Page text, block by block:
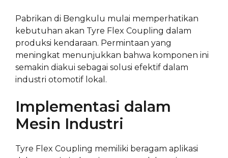
Pabrikan di Bengkulu mulai memperhatikan
kebutuhan akan Tyre Flex Coupling dalam
produksi kendaraan. Permintaan yang
meningkat menunjukkan bahwa komponen ini
semakin diakui sebagai solusi efektif dalam
industri otomotif lokal.
Implementasi dalam
Mesin Industri
Tyre Flex Coupling memiliki beragam aplikasi